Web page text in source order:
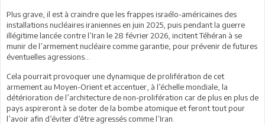
Plus grave, il est à craindre que les frappes israélo-américaines des
installations nucléaires iraniennes en juin 2025, puis pendant la guerre
illégitime lancée contre l’Iran le 28 février 2026, incitent Téhéran à se
munir de l’armement nucléaire comme garantie, pour prévenir de futures
éventuelles agressions…
Cela pourrait provoquer une dynamique de prolifération de cet
armement au Moyen-Orient et accentuer, à l’échelle mondiale, la
détérioration de l’architecture de non-prolifération car de plus en plus de
pays aspireront à se doter de la bombe atomique et feront tout pour
l’avoir afin d’éviter d’être agressés comme l’Iran.